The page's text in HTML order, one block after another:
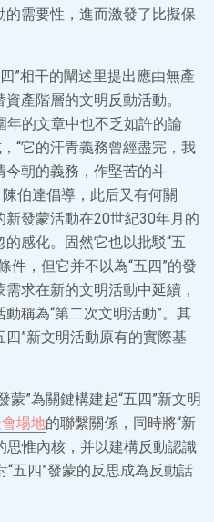
需要性，進而激發了比擬保
”相干的闡述里提出應由無產
產階層的文明反動活動。
年的文章中也不乏如許的論
“它的汗青義務曾經盡完，我
朝的義務，作堅苦的斗
伯達倡導，此后又有何關
發蒙活動在20世紀30年月的
感化。固然它也以批駁“五
件，但它并不以為“五四”的發
求在新的文明活動中延續，
稱為“第二次文明活動”。其
四”新文明活動原有的實際基
蒙”為關鍵構建起“五四”新文明
場地的聯繫關係，同時將“新
思惟內核，并以建構反動認識
五四”發蒙的反思成為反動話